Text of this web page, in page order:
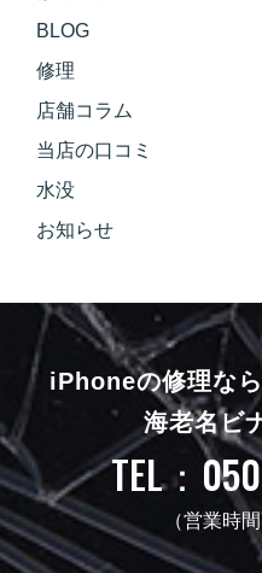
BLOG
修理
店舗コラム
当店の口コミ
水没
お知らせ
iPhoneの修理な
海老名ビ
TEL：
（営業時